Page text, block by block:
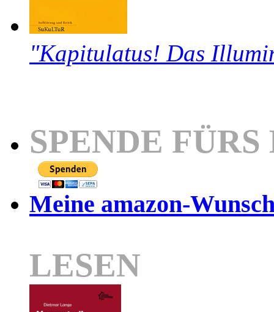
"Kapitulatus! Das
SPENDE
Meine amazon-
LESEN